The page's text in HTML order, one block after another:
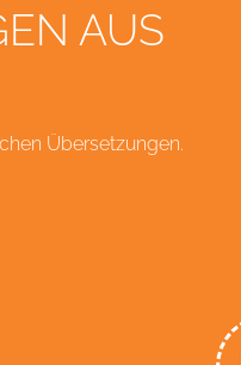
AUS
Übersetzungen.